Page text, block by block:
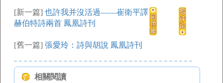
[新一篇] 也許我并沒活過——崔衛平譯
赫伯特詩兩首 鳳凰詩刊
[舊一篇] 張愛玲：詩與胡說 鳳凰詩刊
相關閱讀